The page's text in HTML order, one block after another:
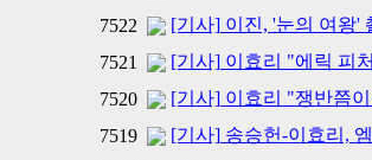
7522
[기사] 이진, '눈의 여왕'
7521
[기사] 이효리 "에릭 피
7520
[기사] 이효리 "쟁반쯤
7519
[기사] 송승헌-이효리,